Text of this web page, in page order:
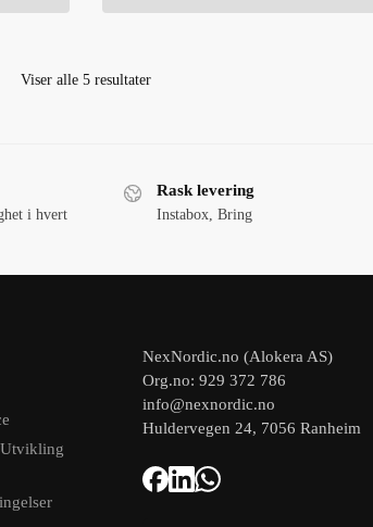
Viser alle 5 resultater
i hvert
Rask levering
Instabox, Bring
NexNordic.no (Alokera AS)
Org.no: 929 372 786
info@nexnordic.no
Huldervegen 24, 7056 Ranheim